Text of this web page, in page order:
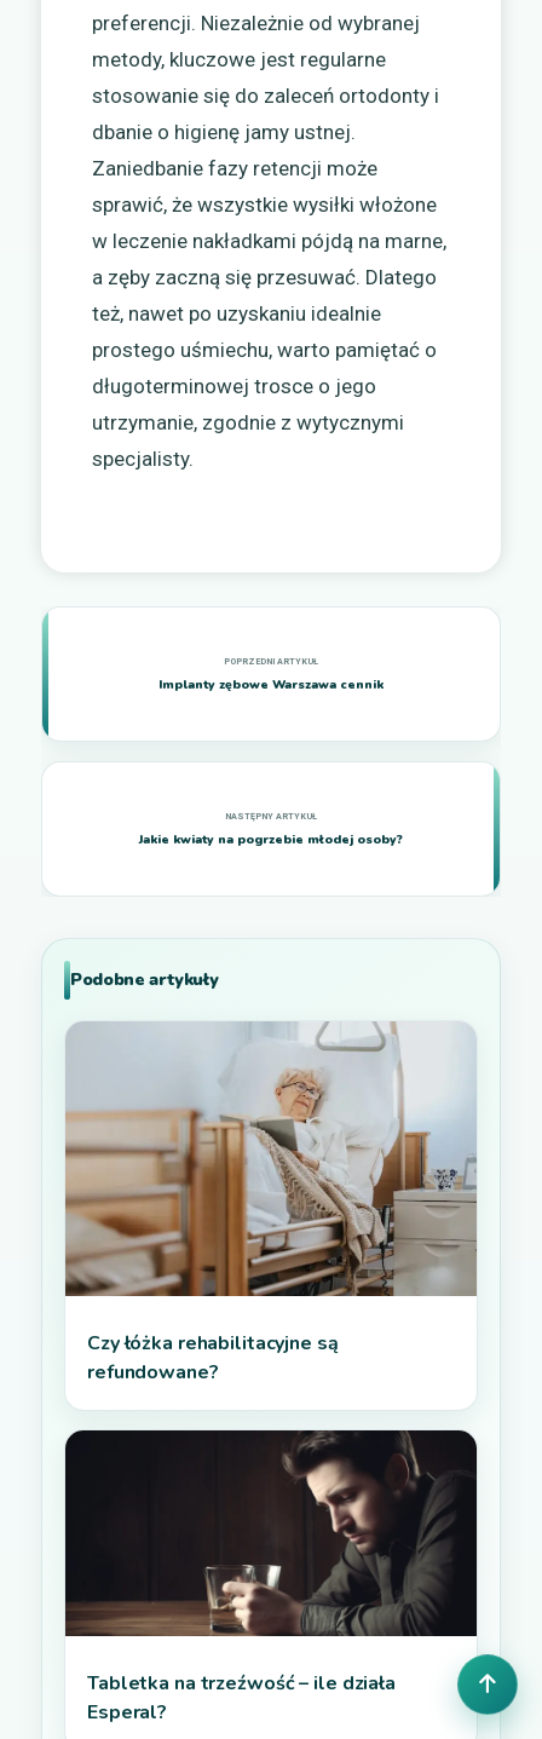
preferencji. Niezależnie od wybranej
metody, kluczowe jest regularne
stosowanie się do zaleceń ortodonty i
dbanie o higienę jamy ustnej.
Zaniedbanie fazy retencji może
sprawić, że wszystkie wysiłki włożone
w leczenie nakładkami pójdą na marne,
a zęby zaczną się przesuwać. Dlatego
też, nawet po uzyskaniu idealnie
prostego uśmiechu, warto pamiętać o
długoterminowej trosce o jego
utrzymanie, zgodnie z wytycznymi
specjalisty.
Implanty zębowe Warszawa cennik
Jakie kwiaty na pogrzebie młodej osoby?
Podobne artykuły
Czy łóżka rehabilitacyjne są
refundowane?
Tabletka na trzeźwość – ile działa
Esperal?